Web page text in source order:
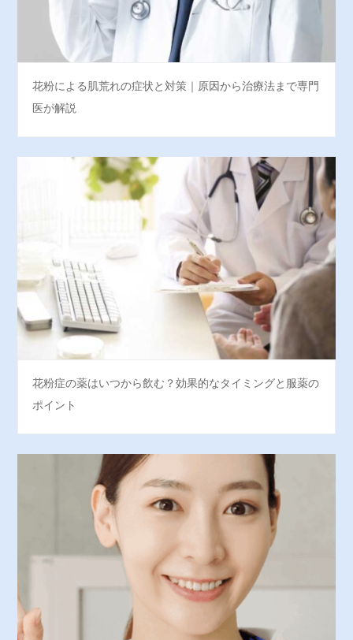
花粉による肌荒れの症状と対策｜原因から治療法まで専門
医が解説
花粉症の薬はいつから飲む？効果的なタイミングと服薬の
ポイント